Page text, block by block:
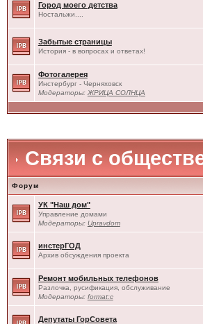
Город моего детства
Ностальжи....
Забытые страницы
История - в вопросах и ответах!
Фотогалерея
Инстербург - Черняховск
Модераторы: ЖРИЦА СОЛНЦА
Связи с
Форум
УК "Наш дом"
Управление домами
Модераторы: Upravdom
инстерГОД
Архив обсуждения проекта
Ремонт мобильных телефонов
Разлочка, русификация, обслуживание
Модераторы: format:c
Депутаты ГорСовета